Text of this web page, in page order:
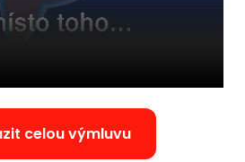
celou výmluvu